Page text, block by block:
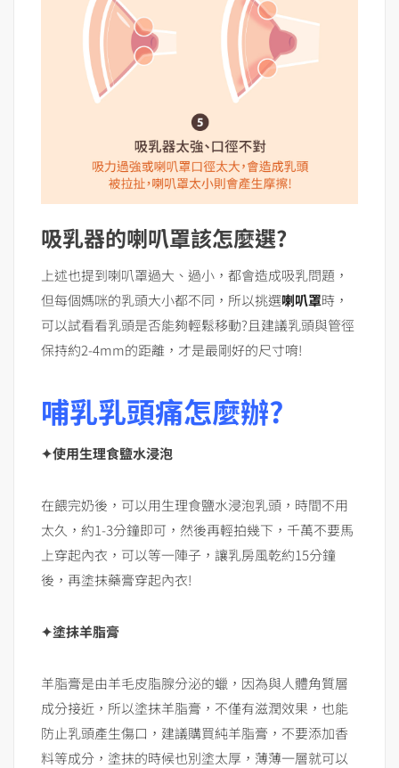
吸乳器的喇叭罩該怎麼選?
上述也提到喇叭罩過大、過小，都會造成吸乳問題，
但每個媽咪的乳頭大小都不同，所以挑選喇叭罩時，
可以試看看乳頭是否能夠輕鬆移動?且建議乳頭與管徑
保持約2-4mm的距離，才是最剛好的尺寸唷!
哺乳乳頭痛怎麼辦?
✦使用生理食鹽水浸泡
在餵完奶後，可以用生理食鹽水浸泡乳頭，時間不用
太久，約1-3分鐘即可，然後再輕拍幾下，千萬不要馬
上穿起內衣，可以等一陣子，讓乳房風乾約15分鐘
後，再塗抹藥膏穿起內衣!
✦塗抹羊脂膏
羊脂膏是由羊毛皮脂腺分泌的蠟，因為與人體角質層
成分接近，所以塗抹羊脂膏，不僅有滋潤效果，也能
防止乳頭產生傷口，建議購買純羊脂膏，不要添加香
料等成分，塗抹的時候也別塗太厚，薄薄一層就可以